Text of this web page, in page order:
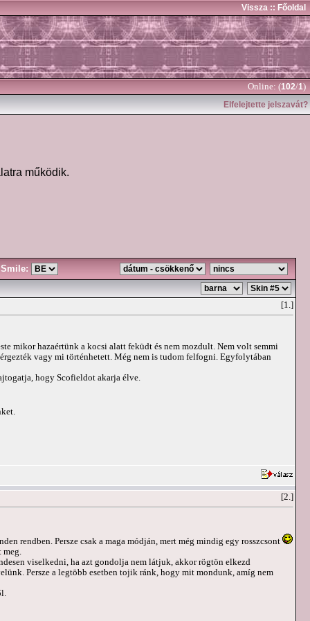
Vissza :: Főoldal
Online: (102/1)
Elfelejtette jelszavát?
működik.
Smile:
[1.]
mikor hazaértünk a kocsi alatt feküdt és nem mozdult. Nem volt semmi
vagy mi történhetett. Még nem is tudom felfogni. Egyfolytában
hogy Scofieldot akarja élve.
[2.]
rendben. Persze csak a maga módján, mert még mindig egy rosszcsont
viselkedni, ha azt gondolja nem látjuk, akkor rögtön elkezd
Persze a legtöbb esetben tojik ránk, hogy mit mondunk, amíg nem